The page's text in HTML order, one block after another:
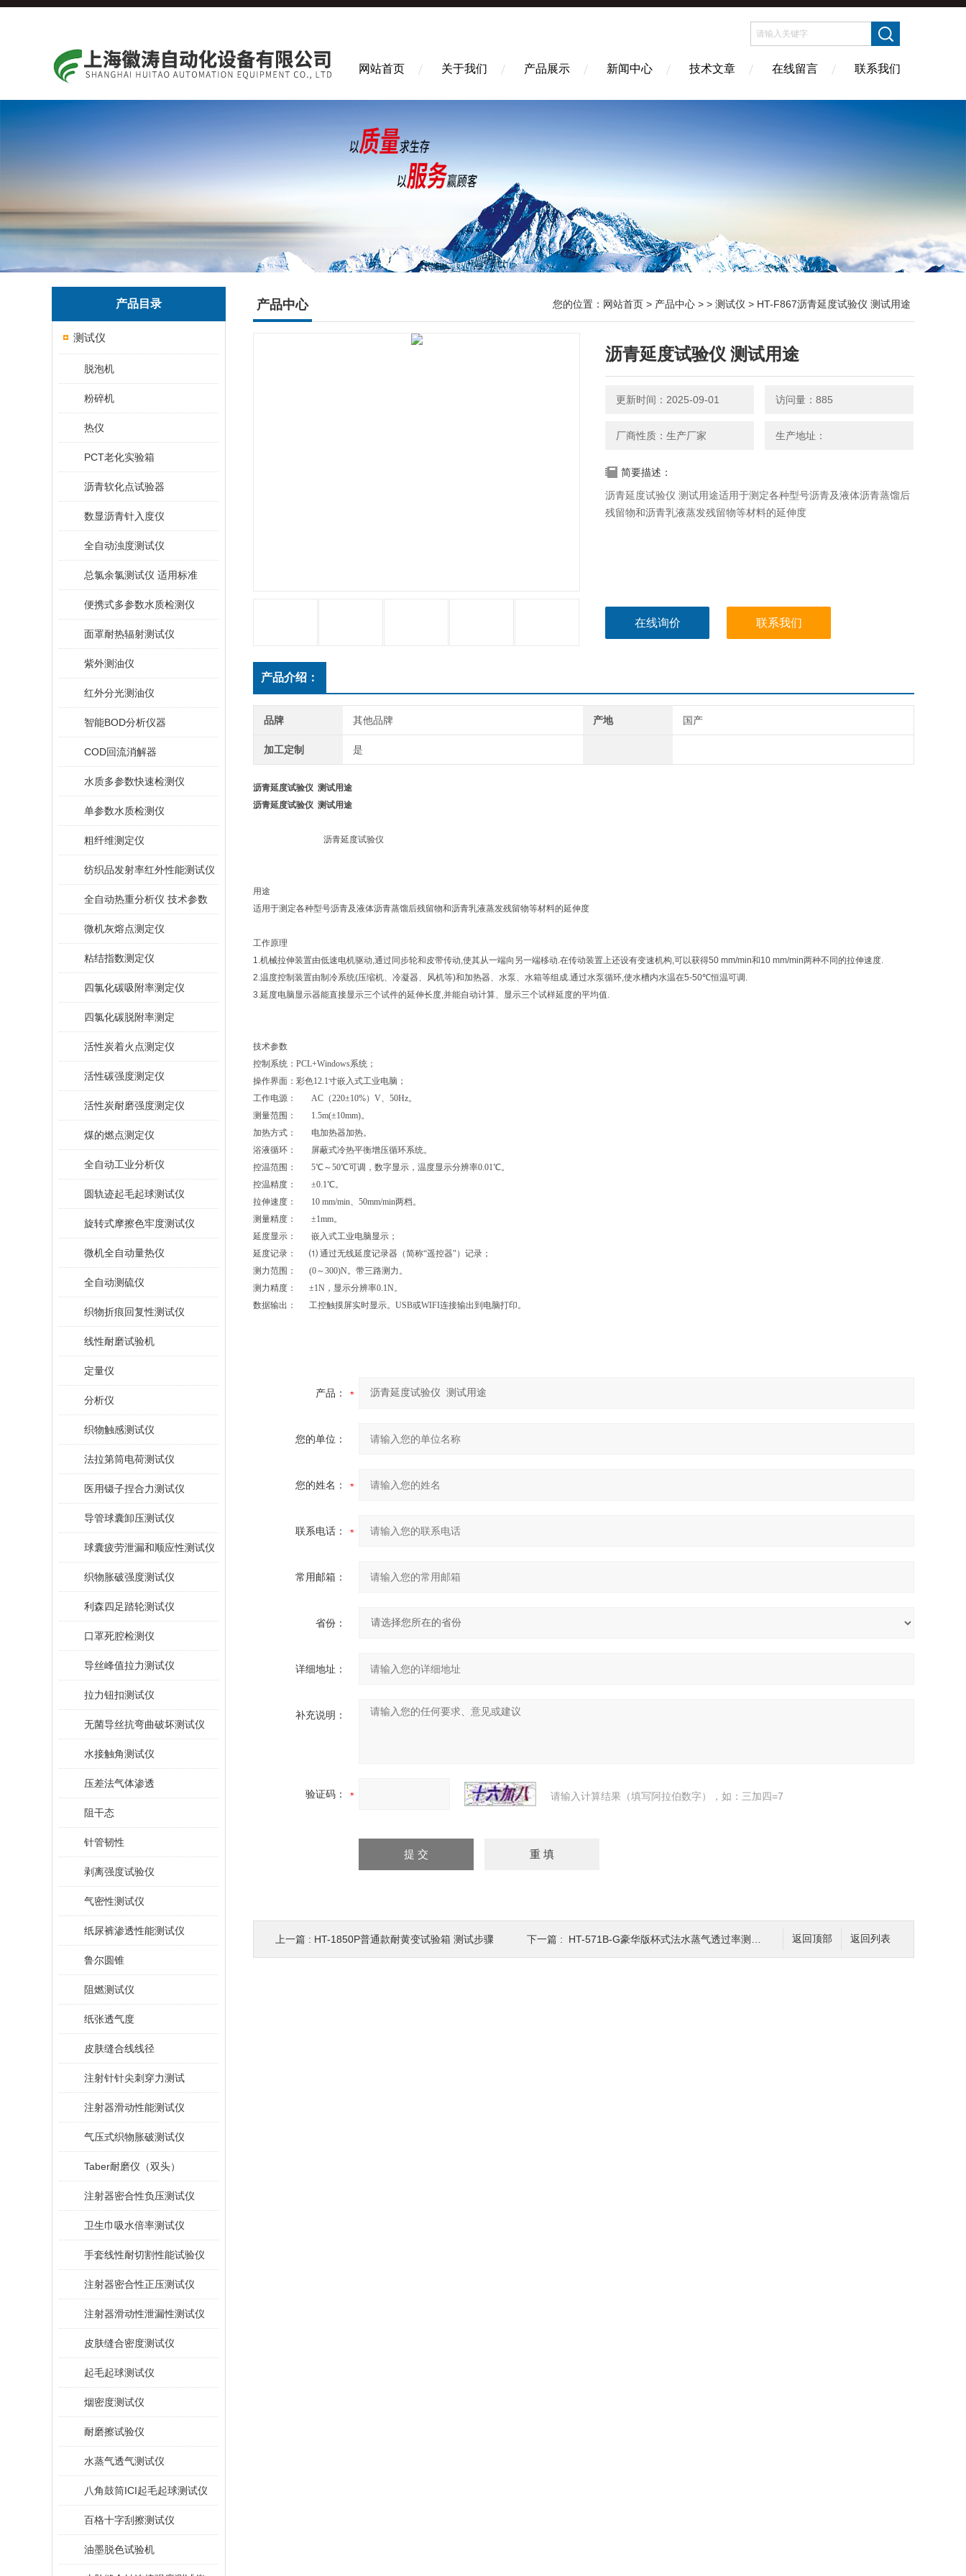
网站首页 关于我们 产品展示 新闻中心 技术文章 在线留言 联系我们
产品目录
测试仪
脱泡机
粉碎机
热仪
PCT老化实验箱
沥青软化点试验器
数显沥青针入度仪
全自动浊度测试仪
总氯余氯测试仪 适用标准
便携式多参数水质检测仪
面罩耐热辐射测试仪
紫外测油仪
红外分光测油仪
智能BOD分析仪器
COD回流消解器
水质多参数快速检测仪
单参数水质检测仪
粗纤维测定仪
纺织品发射率红外性能测试仪
全自动热重分析仪 技术参数
微机灰熔点测定仪
粘结指数测定仪
四氯化碳吸附率测定仪
四氯化碳脱附率测定
活性炭着火点测定仪
活性碳强度测定仪
活性炭耐磨强度测定仪
煤的燃点测定仪
全自动工业分析仪
圆轨迹起毛起球测试仪
旋转式摩擦色牢度测试仪
微机全自动量热仪
全自动测硫仪
织物折痕回复性测试仪
线性耐磨试验机
定量仪
分析仪
织物触感测试仪
法拉第筒电荷测试仪
医用镊子捏合力测试仪
导管球囊卸压测试仪
球囊疲劳泄漏和顺应性测试仪
织物胀破强度测试仪
利森四足踏轮测试仪
口罩死腔检测仪
导丝峰值拉力测试仪
拉力钮扣测试仪
无菌导丝抗弯曲破坏测试仪
水接触角测试仪
压差法气体渗透
阻干态
针管韧性
剥离强度试验仪
气密性测试仪
纸尿裤渗透性能测试仪
鲁尔圆锥
阻燃测试仪
纸张透气度
皮肤缝合线线径
注射针针尖刺穿力测试
注射器滑动性能测试仪
气压式织物胀破测试仪
Taber耐磨仪（双头）
注射器密合性负压测试仪
卫生巾吸水倍率测试仪
手套线性耐切割性能试验仪
注射器密合性正压测试仪
注射器滑动性泄漏性测试仪
皮肤缝合密度测试仪
起毛起球测试仪
烟密度测试仪
耐磨擦试验仪
水蒸气透气测试仪
八角鼓筒ICI起毛起球测试仪
百格十字刮擦测试仪
油墨脱色试验机
产品中心 您的位置： 网站首页 > 产品中心 > > 测试仪 > HT-F867沥青延度试验仪 测试用途
沥青延度试验仪 测试用途
更新时间：2025-09-01 访问量：885
厂商性质：生产厂家 生产地址：
简要描述：
沥青延度试验仪 测试用途适用于测定各种型号沥青及液体沥青蒸馏后
残留物和沥青乳液蒸发残留物等材料的延伸度
在线询价 联系我们
产品介绍：
品牌 其他品牌 产地 国产
加工定制 是
沥青延度试验仪 测试用途
沥青延度试验仪 测试用途
沥青延度试验仪
用途
适用于测定各种型号沥青及液体沥青蒸馏后残留物和沥青乳液蒸发残留物等材料的延伸度
工作原理
1.机械拉伸装置由低速电机驱动,通过 同步轮和皮带传动,使其从一端向另一端移动.在传动装置上还设有变速机构,可以获得50 mm/min和10 mm/min两种不同的拉伸速度.
2.温度控制装置由制冷系统(压缩机、冷凝器、风机等)和加热器、水泵、水箱等组成.通过水泵循环,使水槽内水温在5-50℃恒温可调 .
3.延度电脑显示器能直接显示三个试件的延伸长度,并能自动计算、显示三个试样延度的平均值.
技术参数
控制系统： PCL+Windows系统；
操作界面：彩色12.1寸嵌入式工业电脑；
工作电源： AC （220±10%） V、 50Hz。
测量范围： 1.5m(±10mm)。
加热方式： 电加热器加热。
浴液循环： 屏蔽式冷热平衡增压循环系统。
控温范围： 5℃～50℃可调，数字显示，温度显示分辨率0.01℃。
控温精度： ±0.1℃。
拉伸速度： 10 mm/min、 50mm/min两档。
测量精度： ±1mm。
延度显示： 嵌入式工业电脑显示 ；
延度记录： ⑴ 通过无线延度记录器（简称“遥控器"）记录；
测力范围： (0～300)N。带三路测力。
测力精度： ±1N ，显示分辨率0.1N。
数据输出： 工控触摸屏实时显示。 USB或WIFI连接输出到电脑打印。
产品：
您的单位：
您的姓名：
联系电话：
常用邮箱：
省份：
详细地址：
补充说明：
验证码： 请输入计算结果（填写阿拉伯数字），如：三加四=7
返回列表
返回顶部
上一篇 : HT-1850P普通款耐黄变试验箱 测试步骤 下一篇 : HT-571B-G豪华版杯式法水蒸气透过率测试仪 稳定性好